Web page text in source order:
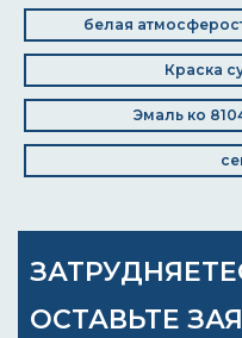
белая
Краска
Эмаль ко
ОСТАВЬТЕ